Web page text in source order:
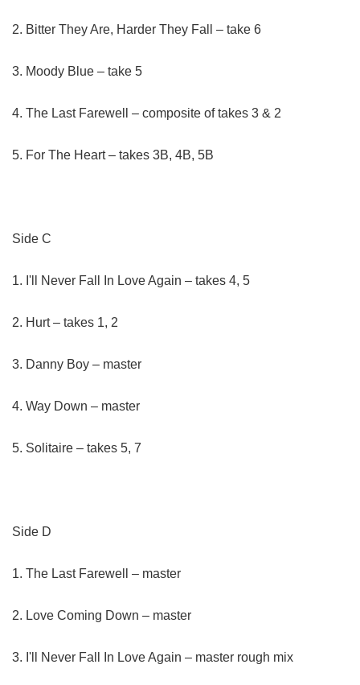
2. Bitter They Are, Harder They Fall – take 6
3. Moody Blue – take 5
4. The Last Farewell – composite of takes 3 & 2
5. For The Heart – takes 3B, 4B, 5B
Side C
1. I'll Never Fall In Love Again – takes 4, 5
2. Hurt – takes 1, 2
3. Danny Boy – master
4. Way Down – master
5. Solitaire – takes 5, 7
Side D
1. The Last Farewell – master
2. Love Coming Down – master
3. I'll Never Fall In Love Again – master rough mix